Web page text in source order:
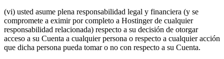
(vi) usted asume plena responsabilidad legal y financiera (y se
compromete a eximir por completo a Hostinger de cualquier
responsabilidad relacionada) respecto a su decisión de otorgar
acceso a su Cuenta a cualquier persona o respecto a cualquier acción
que dicha persona pueda tomar o no con respecto a su Cuenta.